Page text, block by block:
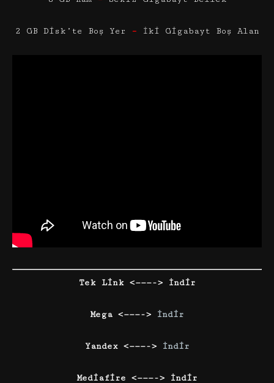
2 GB Disk’te Boş Yer – İki Gigabayt Boş Alan
Tek Link <———-> İndir
Mega <———-> İndir
Yandex <———-> İndir
Mediafire <———-> İndir